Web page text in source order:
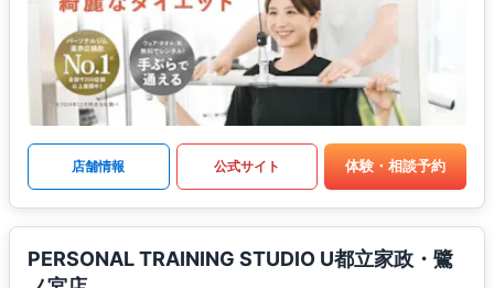
店舗情報 公式サイト 体験・相談予約
PERSONAL TRAINING STUDIO U都立家政・鷺